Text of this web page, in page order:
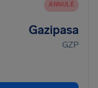
ANNULÉ
Gazipasa
GZP